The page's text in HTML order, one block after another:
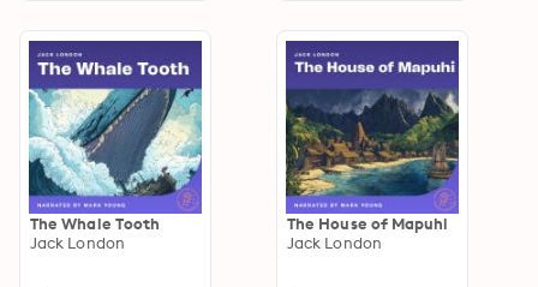
The Whale Tooth
Jack London
The House of Mapuhi
Jack London